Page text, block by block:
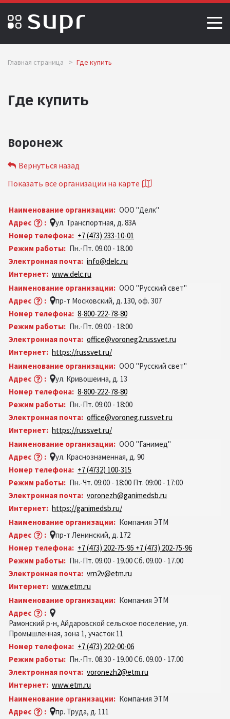
Главная страница > Где купить
Где купить
Воронеж
Показать все организации на карте
Вернуться назад
Наименование организации: ООО "Делк"
Адрес
:
ул. Транспортная, д. 83А
Номер телефона: +7 (473) 233-10-01
Режим работы: Пн.-Пт. 09.00 - 18.00
Электронная почта: info@delc.ru
Интернет: www.delc.ru
Наименование организации: ООО "Русский свет"
Адрес
:
пр-т Московский, д. 130, оф. 307
Номер телефона: 8-800-222-78-80
Режим работы: Пн.-Пт. 09:00 - 18:00
Электронная почта: office@voroneg2.russvet.ru
Интернет: https://russvet.ru/
Наименование организации: ООО "Русский свет"
Адрес
:
ул. Кривошеина, д. 13
Номер телефона: 8-800-222-78-80
Режим работы: Пн.-Пт. 09:00 - 18:00
Электронная почта: office@voroneg.russvet.ru
Интернет: https://russvet.ru/
Наименование организации: ООО "Ганимед"
Адрес
:
ул. Краснознаменная, д. 90
Номер телефона: +7 (4732) 100-315
Режим работы: Пн.-Чт. 09:00 - 18:00 Пт. 09:00 - 17:00
Электронная почта: voronezh@ganimedsb.ru
Интернет: https://ganimedsb.ru/
Наименование организации: Компания ЭТМ
Адрес
:
пр-т Ленинский, д. 172
Номер телефона: +7 (473) 202-75-95 +7 (473) 202-75-96
Режим работы: Пн.-Пт. 09.00 - 19.00 Сб. 09.00 - 17.00
Электронная почта: vrn2v@etm.ru
Интернет: www.etm.ru
Наименование организации: Компания ЭТМ
Адрес
:
Рамонский р-н, Айдаровской сельское поселение, ул.
Промышленная, зона 1, участок 11
Номер телефона: +7 (473) 202-00-06
Режим работы: Пн.-Пт. 08.30 - 19.00 Сб. 09.00 - 17.00
Электронная почта: voronezh2@etm.ru
Интернет: www.etm.ru
Наименование организации: Компания ЭТМ
Адрес
:
пр. Труда, д. 111